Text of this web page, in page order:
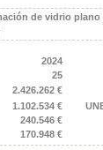
de vidrio plano
2024
25
2.426.262 €
1.102.534 €
240.546 €
170.948 €